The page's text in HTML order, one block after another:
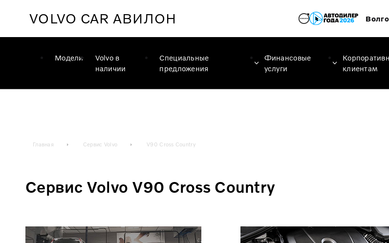
VOLVO CAR АВИЛОН
Модели
Volvo в
наличии
Специальные
предложения
Финансовые
услуги
клиентам
Главная Сервис Volvo V90 Cross Country
Сервис Volvo V90 Cross Country